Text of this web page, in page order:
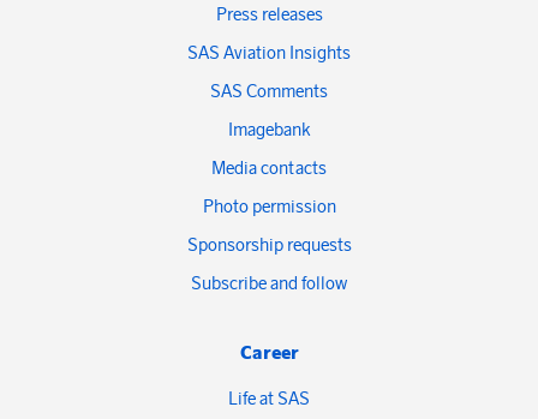
Press releases
SAS Aviation Insights
SAS Comments
Imagebank
Media contacts
Photo permission
Sponsorship requests
Subscribe and follow
Career
Life at SAS